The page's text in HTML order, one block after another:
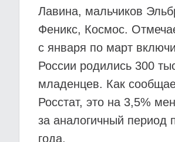
Лавина, мальчиков
Феникс, Космос.
с января по март
России родились 300
младенцев. Как
Росстат, это на 3,5%
за аналогичный период
года.